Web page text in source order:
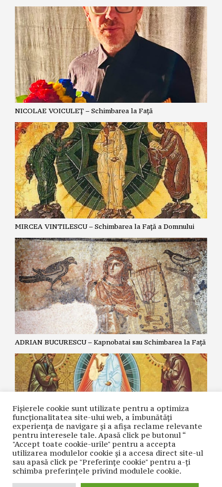
NICOLAE VOICULEȚ – Schimbarea la Față
MIRCEA VINTILESCU – Schimbarea la Față a Domnului
ADRIAN BUCURESCU – Kapnobatai sau Schimbarea la Față
ZOE DANTES – Schimbarea la Față și cea de-a cincea
Evanghelie.
Fișierele cookie sunt utilizate pentru a optimiza
funcţionalitatea site-ului web, a îmbunătăţi
experienţa de navigare şi a afişa reclame relevante
pentru interesele tale. Apasă click pe butonul “
"Accept toate cookie-urile" pentru a accepta
utilizarea modulelor cookie şi a accesa direct site-ul
sau apasă click pe "Preferințe cookie" pentru a-ţi
schimba preferinţele privind modulele cookie.